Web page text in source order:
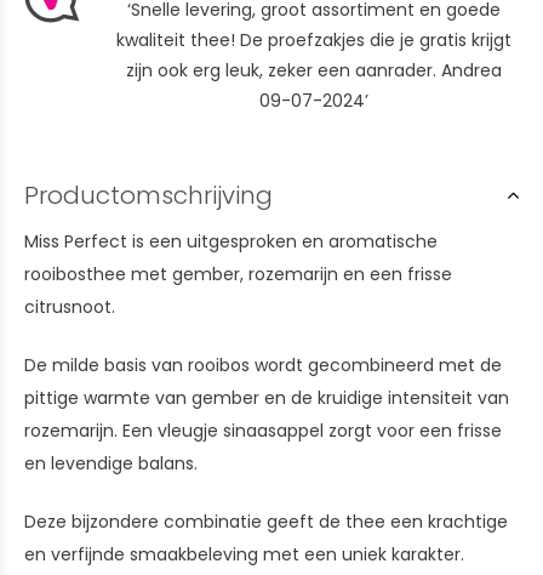
‘Snelle levering, groot assortiment en goede
kwaliteit thee! De proefzakjes die je gratis krijgt
zijn ook erg leuk, zeker een aanrader. Andrea
09-07-2024’
Productomschrijving
Miss Perfect is een uitgesproken en aromatische
rooibosthee met gember, rozemarijn en een frisse
citrusnoot.
De milde basis van rooibos wordt gecombineerd met de
pittige warmte van gember en de kruidige intensiteit van
rozemarijn. Een vleugje sinaasappel zorgt voor een frisse
en levendige balans.
Deze bijzondere combinatie geeft de thee een krachtige
en verfijnde smaakbeleving met een uniek karakter.